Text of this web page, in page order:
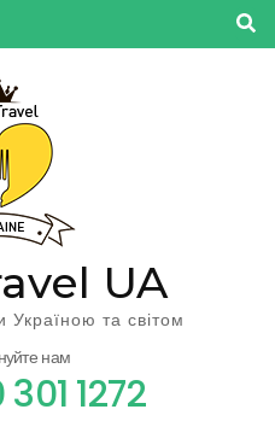
UA
Україною та світом
нам
1272